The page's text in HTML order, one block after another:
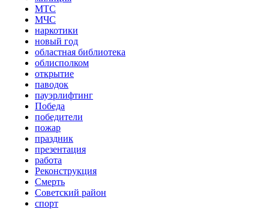
МТС
МЧС
наркотики
новый год
областная библиотека
облисполком
открытие
паводок
пауэрлифтинг
Победа
победители
пожар
праздник
презентация
работа
Реконструкция
Смерть
Советский район
спорт